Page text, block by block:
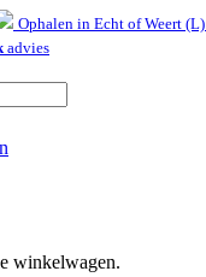
Ophalen in Echt of Weert (L)
advies
winkelwagen.